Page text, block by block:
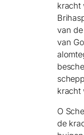
kracht
van
van
kracht
O
de